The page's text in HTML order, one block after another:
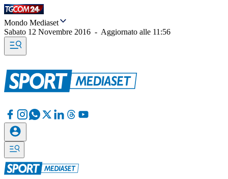
Mondo Mediaset
Sabato 12 Novembre 2016 - Aggiornato alle 11:56